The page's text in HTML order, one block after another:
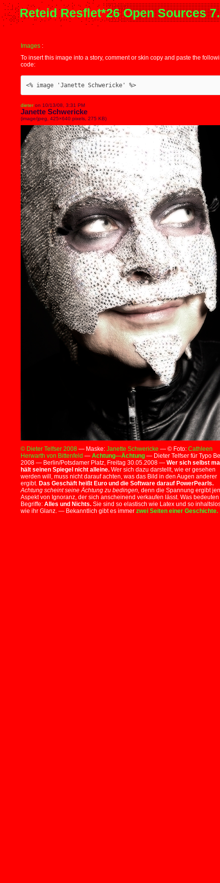
Reteid Resflet*26 Open Sources
Images :
To insert this image into a story, comment or skin copy and paste the
code:
<% image 'Janette Schwericke' %>
dieteron 10/13/08, 3:31 PM
Janette Schwericke
(image/jpeg, 425×640 pixels, 275 KB)
© Dieter Telfser 2008 — Maske: Janette Schwericke — © Foto: Cathleen
Herwarth von Bittenfeld — Achtung—Ächtung — Dieter Telfser für Typo
2008 — Berlin/Potsdamer Platz, Freitag 30.05.2008 — Wer sich selbst
hält seinen Spiegel nicht alleine. Wer sich dazu darstellt, wie er gesehen
werden will, muss nicht darauf achten, was das Bild in den Augen anderer
ergibt. Das Geschäft heißt Euro und die Software darauf PowerPearls.
Achtung scheint seine Ächtung zu bedingen, denn die Spannung ergibt
Aspekt von Ignoranz, der sich anscheinend verkaufen lässt. Was
Begriffe: Alles und Nichts. Sie sind so elastisch wie Latex und so
wie ihr Glanz. — Bekanntlich gibt es immer zwei Seiten einer Geschichte.